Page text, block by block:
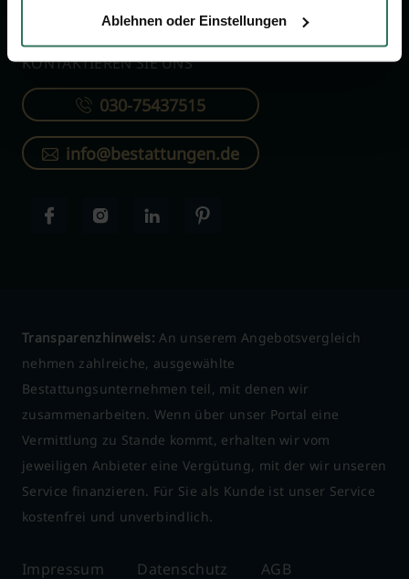
Ablehnen oder Einstellungen
KONTAKTIEREN SIE UNS
030-75437515
info@bestattungen.de
Transparenzhinweis: An unserem Angebotsvergleich
nehmen zahlreiche, ausgewählte
Bestattungsunternehmen teil, mit denen wir
zusammenarbeiten. Wenn über unser Portal eine
Vermittlung zu Stande kommt, erhalten wir vom
jeweiligen Anbieter eine Vergütung, mit der wir unseren
Service finanzieren. Für Sie als Kunde ist unser Service
kostenfrei und unverbindlich.
Impressum Datenschutz AGB